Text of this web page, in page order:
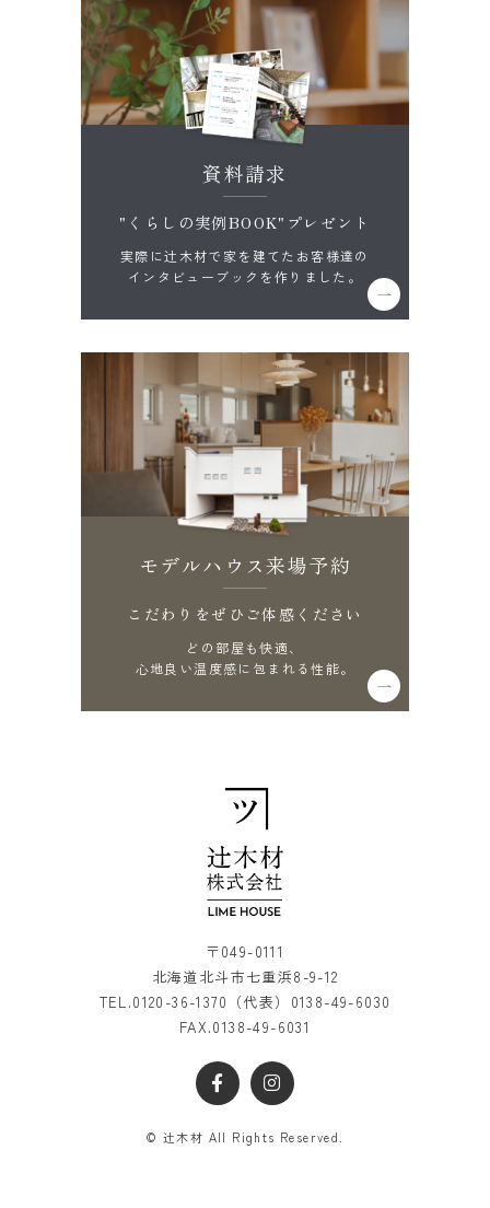
資料請求
"くらしの実例BOOK"プレゼント
実際に辻木材で家を建てたお客様達の
インタビューブックを作りました。
モデルハウス来場予約
こだわりをぜひご体感ください
どの部屋も快適、
心地良い温度感に包まれる性能。
〒049-0111
北海道北斗市七重浜8-9-12
TEL.0120-36-1370 （代表） 0138-49-6030
FAX.0138-49-6031
© 辻木材 All Rights Reserved.